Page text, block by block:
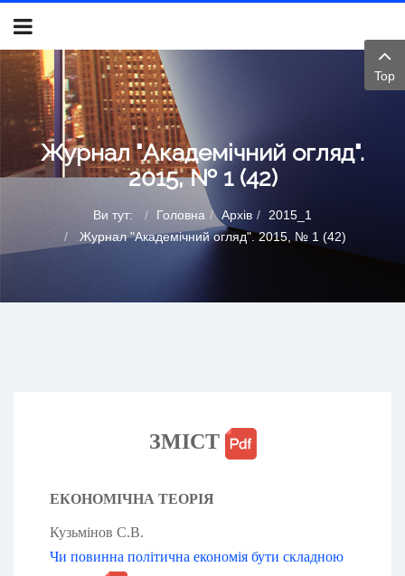
Журнал "Академічний огляд".
2015, № 1 (42)
Ви тут: Головна Архів
2015_1
Журнал "Академічний огляд". 2015, № 1 (42)
ЗМІСТ
ЕКОНОМІЧНА ТЕОРІЯ
Кузьмінов С.В.
Чи повинна політична економія бути складною
Top